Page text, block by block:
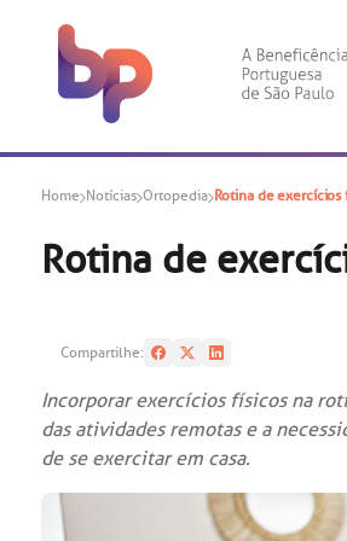
Home Notícias Ortopedia Rotina de exercícios
Rotina de
Compartilhe:
Incorporar exercícios físicos na
das atividades remotas e a
de se exercitar em casa.